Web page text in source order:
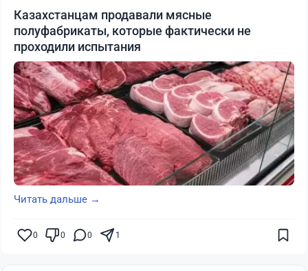
Казахстанцам продавали мясные
полуфабрикаты, которые фактически не
проходили испытания
Читать дальше →
0 0 0 1